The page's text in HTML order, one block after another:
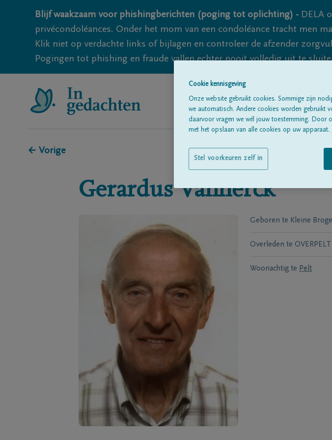
Blijf waakzaam voor phishingberichten (poging tot oplichting) - DELA
privécondoléances. Onder het mom van een condoléance tracht men
Klik niet op verdachte links of bijlagen en controleer de afzender
Pogingen tot phishing en fraude vallen echter nooit volledig uit te
← Vorige
Gerardus Vanherck
Geboren te Kleine Brogel
Overleden te OVERPELT
Woonachtig te Pelt
Cookie kennisgeving
Onze website gebruikt cookies. Sommige zijn
we automatisch. Andere cookies worden gebruikt
daarvoor vragen we wél jouw toestemming. Door
met het opslaan van alle cookies op uw apparaat.
Stel voorkeuren zelf in